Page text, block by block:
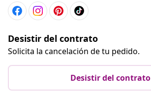
Desistir del contrato
Solicita la cancelación de tu pedido.
Desistir del contrato